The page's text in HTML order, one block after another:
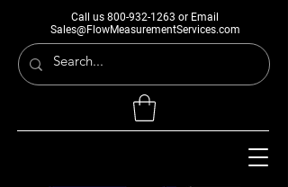
Call us 800-932-1263 or Email
Sales@FlowMeasurementServices.com